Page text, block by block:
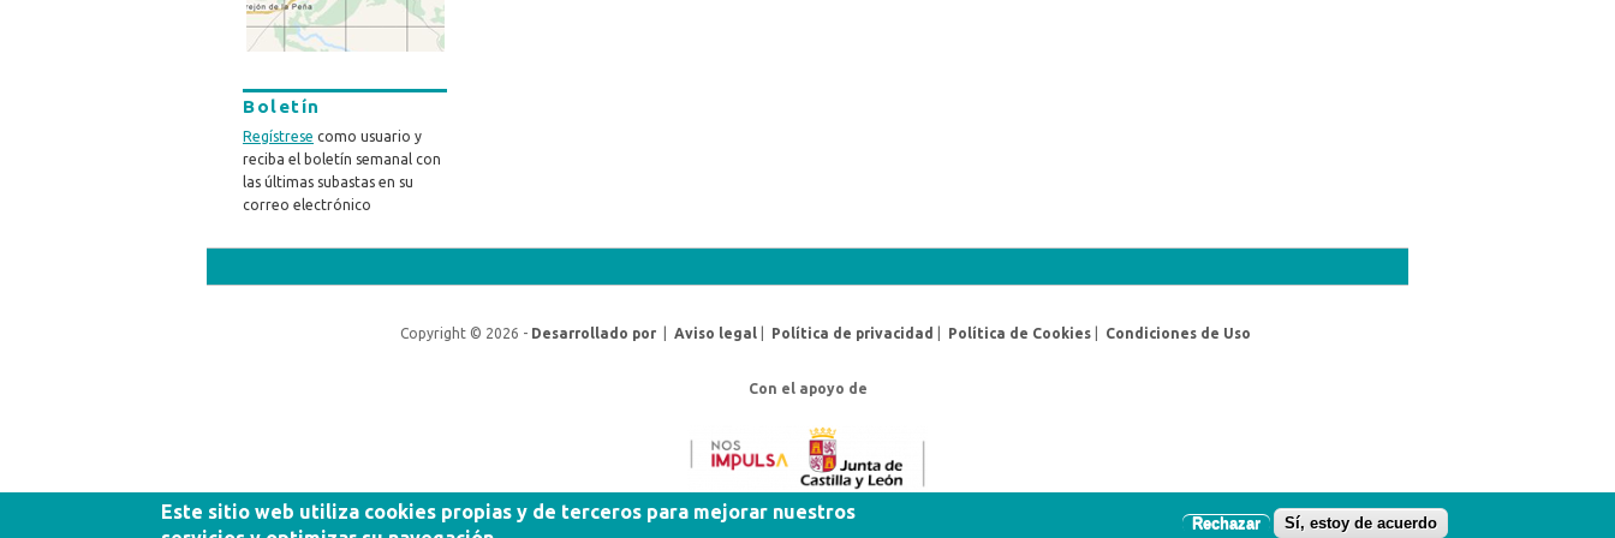
Boletín
Regístrese como usuario y
reciba el boletín semanal con
las últimas subastas en su
correo electrónico
Copyright © 2026 - Desarrollado por| Aviso legal Política de privacidad Política de Cookies| Condiciones de Uso
Con el apoyo de
Este sitio web utiliza cookies propias y de terceros para mejorar nuestros
Rechazar Sí, estoy de acuerdo